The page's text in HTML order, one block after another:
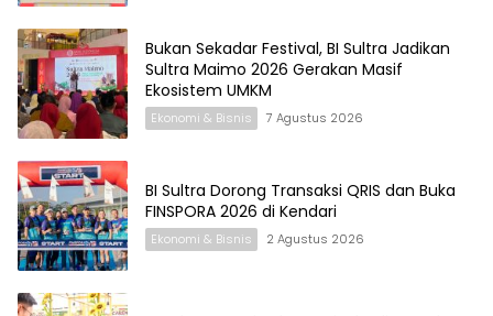
Bukan Sekadar Festival, BI Sultra Jadikan
Sultra Maimo 2026 Gerakan Masif
Ekosistem UMKM
Ekonomi & Bisnis 7 Agustus 2026
BI Sultra Dorong Transaksi QRIS dan Buka
FINSPORA 2026 di Kendari
Ekonomi & Bisnis 2 Agustus 2026